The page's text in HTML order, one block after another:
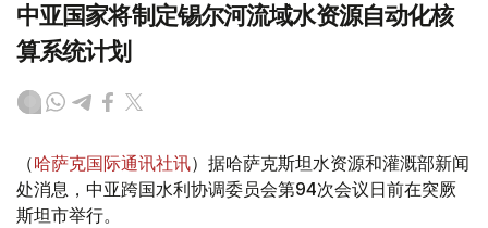
中亚国家将制定锡尔河流域水资源自动化核
算系统计划
（哈萨克国际通讯社讯）据哈萨克斯坦水资源和灌溉部新闻
处消息，中亚跨国水利协调委员会第94次会议日前在突厥
斯坦市举行。